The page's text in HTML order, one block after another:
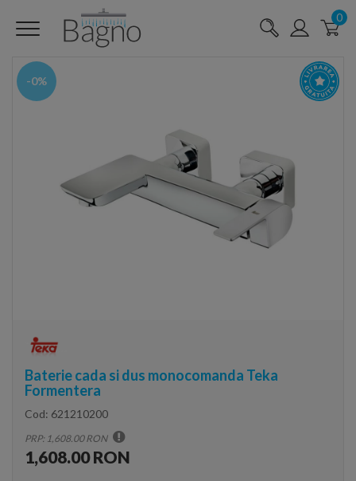
0
-0%
Baterie cada si dus monocomanda Teka
Formentera
Cod: 621210200
PRP: 1,608.00 RON
1,608.00 RON